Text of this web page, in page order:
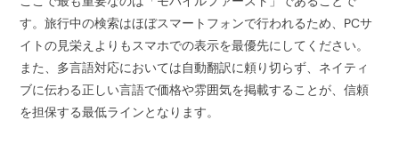
す。旅行中の検索はほぼスマートフォンで行われるため、PCサ
イトの見栄えよりもスマホでの表示を最優先にしてください。
また、多言語対応においては自動翻訳に頼り切らず、ネイティ
ブに伝わる正しい言語で価格や雰囲気を掲載することが、信頼
を担保する最低ラインとなります。